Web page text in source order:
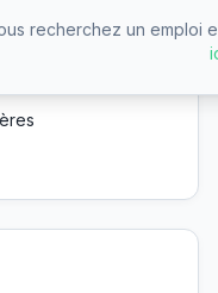
démarches
recherchez un emploi